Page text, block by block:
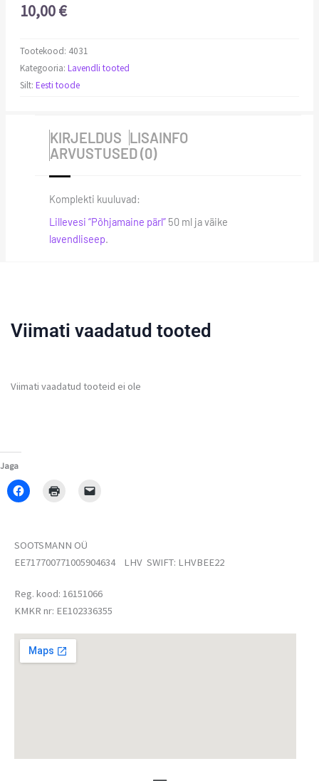
10,00€
Tootekood: 4031
Kategooria: Lavendli tooted
Silt: Eesti toode
KIRJELDUS LISAINFO
ARVUSTUSED (0)
Komplekti kuuluvad:
Lillevesi “Põhjamaine pärl” 50 ml ja väike
lavendliseep.
Viimati vaadatud tooted
Viimati vaadatud tooteid ei ole
Jaga
SOOTSMANN OÜ
EE717700771005904634 LHV SWIFT: LHVBEE22
Reg. kood: 16151066
KMKR nr: EE102336355